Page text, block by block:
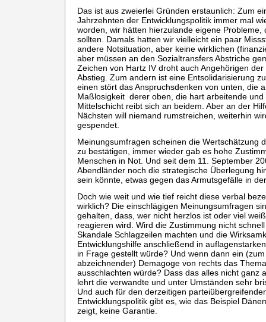
Das ist aus zweierlei Gründen erstaunlich: Zum
Jahrzehnten der Entwicklungspolitik immer mal
worden, wir hätten hierzulande eigene Probleme,
sollten. Damals hatten wir vielleicht ein paar
andere Notsituation, aber keine wirklichen
aber müssen an den Sozialtransfers Abstriche
Zeichen von Hartz IV droht auch Angehörigen
Abstieg. Zum andern ist eine Entsolidarisierung
einen stört das Anspruchsdenken von unten, die
Maßlosigkeit derer oben, die hart arbeitende und
Mittelschicht reibt sich an beidem. Aber an der
Nächsten will niemand rumstreichen, weiterhin
gespendet.
Meinungsumfragen scheinen die Wertschätzung
zu bestätigen, immer wieder gab es hohe
Menschen in Not. Und seit dem 11. September
Abendländer noch die strategische Überlegung
sein könnte, etwas gegen das Armutsgefälle in
Doch wie weit und wie tief reicht diese verbal
wirklich? Die einschlägigen Meinungsumfragen
gehalten, dass, wer nicht herzlos ist oder viel
reagieren wird. Wird die Zustimmung nicht
Skandale Schlagzeilen machten und die
Entwicklungshilfe anschließend in
in Frage gestellt würde? Und wenn dann ein
abzeichnender) Demagoge von rechts das
ausschlachten würde? Dass das alles nicht ganz
lehrt die verwandte und unter Umständen sehr
Und auch für den derzeitigen
Entwicklungspolitik gibt es, wie das Beispiel
zeigt, keine Garantie.